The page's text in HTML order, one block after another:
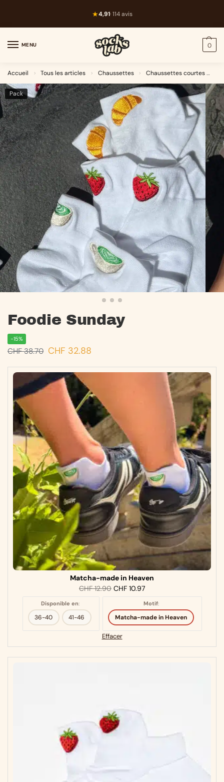
★4,91· 114 avis
MENU 0
Accueil > Tous les articles > Chaussettes > Chaussettes courtes
Pack
-15%
Foodie Sunday
CHF38.70 CHF 32.88
Matcha-made in Heaven
CHF12.90 CHF 10.97
Disponible en:
36-40 41-46
Motif:
Matcha-made in Heaven
Effacer